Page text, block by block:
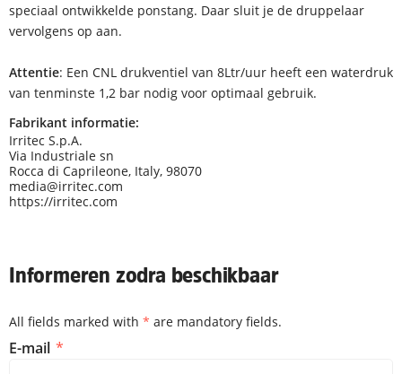
speciaal ontwikkelde ponstang. Daar sluit je de druppelaar
vervolgens op aan.
Attentie: Een CNL drukventiel van 8Ltr/uur heeft een waterdruk
van tenminste 1,2 bar nodig voor optimaal gebruik.
Fabrikant informatie:
Irritec S.p.A.
Via Industriale sn
Rocca di Caprileone, Italy, 98070
media@irritec.com
https://irritec.com
Informeren zodra beschikbaar
Informeren zodra beschikbaar
All fields marked with * are mandatory fields.
E-mail